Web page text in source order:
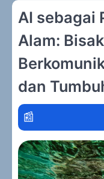
AI sebagai
Alam:
dan